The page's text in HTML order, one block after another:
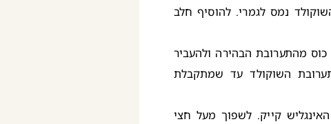
נמס לגמרי. להוסיף חלב
לשמן מעט כוס מדידה של 1 כוס, לקחת באמצעותה 1 כוס מהתערובת הבהירה ולהעביר
השוקולד עד שמתקבלת
קייק. לשפוך מעל חצי